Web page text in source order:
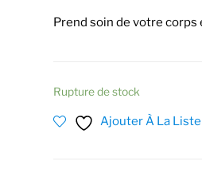
Prend soin de votre
Rupture de stock
Ajouter À La Liste